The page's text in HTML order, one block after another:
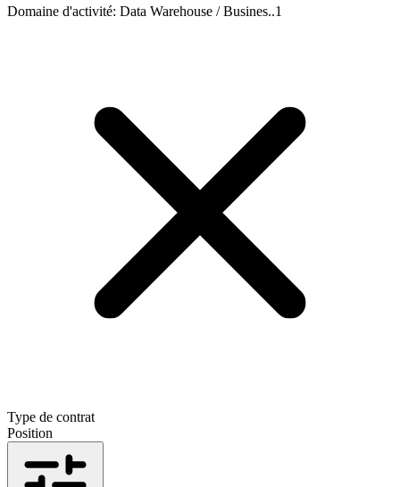
Domaine d'activité: Data Warehouse / Busines..1
Type de contrat
Position